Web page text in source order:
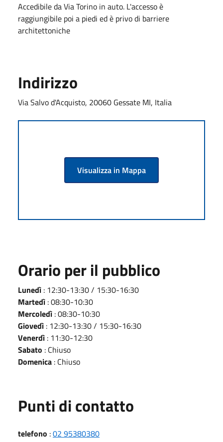
Accedibile da Via Torino in auto. L'accesso è
raggiungibile poi a piedi ed è privo di barriere
architettoniche
Indirizzo
Via Salvo d'Acquisto, 20060 Gessate MI, Italia
Visualizza in Mappa
Orario per il pubblico
Lunedì : 12:30-13:30 / 15:30-16:30
Martedì : 08:30-10:30
Mercoledì : 08:30-10:30
Giovedì : 12:30-13:30 / 15:30-16:30
Venerdì : 11:30-12:30
Sabato : Chiuso
Domenica : Chiuso
Punti di contatto
telefono :02 95380380